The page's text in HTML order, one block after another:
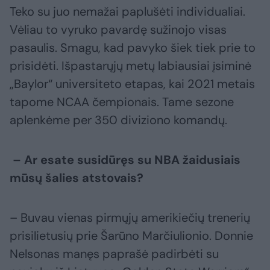
Teko su juo nemažai paplušėti individualiai.
Vėliau to vyruko pavardę sužinojo visas
pasaulis. Smagu, kad pavyko šiek tiek prie to
prisidėti. Išpastarųjų metų labiausiai įsiminė
„Baylor“ universiteto etapas, kai 2021 metais
tapome NCAA čempionais. Tame sezone
aplenkėme per 350 diviziono komandų.
– Ar esate susidūręs su NBA žaidusiais
mūsų šalies atstovais?
– Buvau vienas pirmųjų amerikiečių trenerių
prisilietusių prie Šarūno Marčiulionio. Donnie
Nelsonas manęs paprašė padirbėti su